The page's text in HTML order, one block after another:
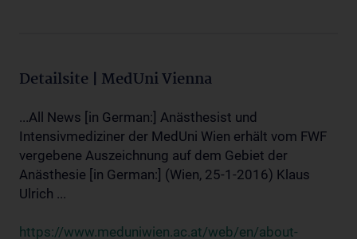
Detailsite | MedUni Vienna
...All News [in German:] Anästhesist und
Intensivmediziner der MedUni Wien erhält vom FWF
vergebene Auszeichnung auf dem Gebiet der
Anästhesie [in German:] (Wien, 25-1-2016) Klaus
Ulrich ...
https://www.meduniwien.ac.at/web/en/about-